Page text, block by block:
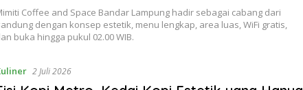
Coffee and Space Bandar Lampung hadir sebagai cabang dari
dengan konsep estetik, menu lengkap, area luas, WiFi gratis,
buka hingga pukul 02.00 WIB.
2 Juli 2026